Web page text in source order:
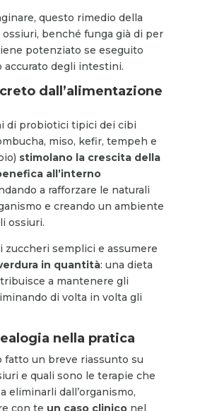
questo rimedio della
benché funga già di per
potenziato se eseguito
accurato degli intestini.
dall’alimentazione
di probiotici tipici dei cibi
miso, kefir, tempeh e
stimolano la crescita della
all’interno
a rafforzare le naturali
e creando un ambiente
ossiuri.
zuccheri semplici e assumere
in quantità: una dieta
a mantenere gli
di volta in volta gli
nella pratica
fatto un breve riassunto su
e quali sono le terapie che
eliminarli dall’organismo,
con te un caso cliniconel